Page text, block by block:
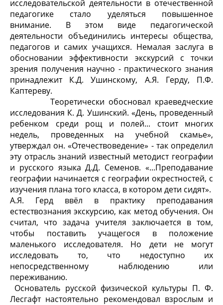
исследовательской деятельности в отечественной
педагогике стало уделяться повышенное
внимание. В этом виде педагогической
деятельности объединились интересы общества,
педагогов и самих учащихся. Немалая заслуга в
обосновании эффективности экскурсий с точки
зрения получения научно - практического знания
принадлежит К.Д. Ушинскому, А.Я. Герду, П.Ф.
Каптереву.
Теоретически обосновал краеведческие
исследования К. Д. Ушинский. «День, проведенный
ребенком среди рощ и полей... стоит многих
недель, проведенных на учебной скамье»,
утверждал он. «Отечествоведение» - так определил
эту отрасль знаний известный методист географии
и русского языка Д.Д. Семенов. «...Преподавание
географии начинается с географии окрестностей, с
изучения плана того класса, в котором дети сидят».
А.Я. Герд ввёл в практику преподавания
естествознания экскурсию, как метод обучения. Он
считал, что задача учителя заключается в том,
чтобы поставить учащегося в положение
маленького исследователя. Но дети не могут
исследовать то, что недоступно их
непосредственному наблюдению или
переживанию.
Основатель русской физической культуры П. Ф.
Лесгафт настоятельно рекомендовал взрослым и